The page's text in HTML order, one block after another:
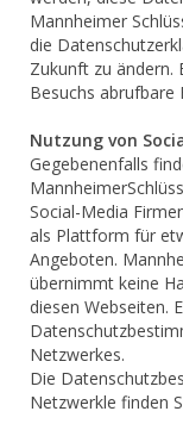
Mannheimer
die
Zukunft zu ändern.
Besuchs abrufbare
Nutzung von
Gegebenenfalls
Social-Media
als Plattform für
Angeboten.
übernimmt keine
diesen Webseiten.
Netzwerkes.
Die
Netzwerkle finden